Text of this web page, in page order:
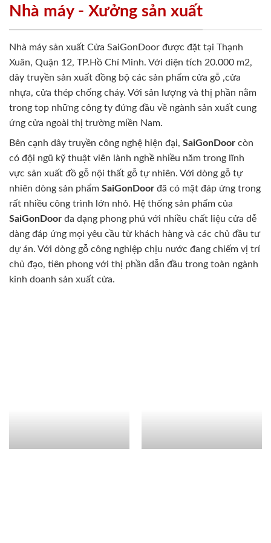
Nhà máy - Xưởng sản xuất
Nhà máy sản xuất Cửa SaiGonDoor được đặt tại Thạnh
Xuân, Quận 12, TP.Hồ Chí Minh. Với diện tích 20.000 m2,
dây truyền sản xuất đồng bộ các sản phẩm cửa gỗ ,cửa
nhựa, cửa thép chống cháy. Với sản lượng và thị phần nằm
trong top những công ty đứng đầu về ngành sản xuất cung
ứng cửa ngoài thị trường miền Nam.
Bên cạnh dây truyền công nghệ hiện đại, SaiGonDoor còn
có đội ngũ kỹ thuật viên lành nghề nhiều năm trong lĩnh
vực sản xuất đồ gỗ nội thất gỗ tự nhiên. Với dòng gỗ tự
nhiên dòng sản phẩm SaiGonDoor đã có mặt đáp ứng trong
rất nhiều công trình lớn nhỏ. Hệ thống sản phẩm của
SaiGonDoor đa dạng phong phú với nhiều chất liệu cửa dễ
dàng đáp ứng mọi yêu cầu từ khách hàng và các chủ đầu tư
dự án. Với dòng gỗ công nghiệp chịu nước đang chiếm vị trí
chủ đạo, tiên phong với thị phần dẫn đầu trong toàn ngành
kinh doanh sản xuất cửa.